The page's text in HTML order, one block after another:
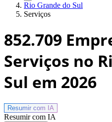
Rio Grande do Sul
Serviços
852.709
Serviços no
Sul em 2026
Resumir com IA
Resumir com IA